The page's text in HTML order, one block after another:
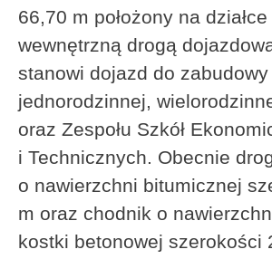
66,70 m położony na
wewnętrzną drogą
stanowi dojazd do zabudowy
jednorodzinnej,
oraz Zespołu Szkół
i Technicznych. Obecnie
o nawierzchni bitumicznej
m oraz chodnik o
kostki betonowej szerokości